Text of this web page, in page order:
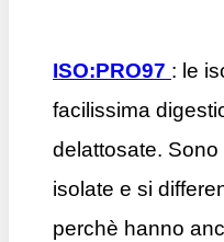
ISO:PRO97 : le
facilissima
delattosate.
isolate e si
perchè hanno